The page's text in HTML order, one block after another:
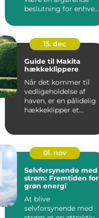
beslutning for enhver
15. dec
Guide til Makita
hækkeklippere
Når det kommer til
vedligeholdelse af
haven, er en pålidelig
hækkeklipper et
01. nov
Selvforsynende med
strøm: Fremtiden for
grøn energi
At blive
selvforsynende med